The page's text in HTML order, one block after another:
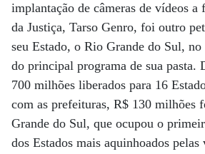
implantação de câmeras de vídeos
da Justiça, Tarso Genro, foi outro
seu Estado, o Rio Grande do Sul, no
do principal programa de sua pasta.
700 milhões liberados para 16
com as prefeituras, R$ 130 milhões
Grande do Sul, que ocupou o
dos Estados mais aquinhoados pelas